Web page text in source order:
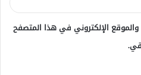
الإلكتروني في هذا المتصفح